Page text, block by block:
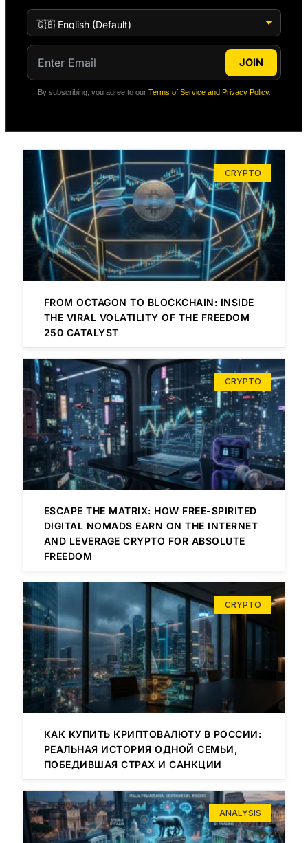
JOIN
By subscribing, you agree to our Terms of Service and Privacy Policy.
CRYPTO
FROM OCTAGON TO BLOCKCHAIN: INSIDE
THE VIRAL VOLATILITY OF THE FREEDOM
250 CATALYST
CRYPTO
ESCAPE THE MATRIX: HOW FREE-SPIRITED
DIGITAL NOMADS EARN ON THE INTERNET
AND LEVERAGE CRYPTO FOR ABSOLUTE
FREEDOM
CRYPTO
КАК КУПИТЬ КРИПТОВАЛЮТУ В РОССИИ:
РЕАЛЬНАЯ ИСТОРИЯ ОДНОЙ СЕМЬИ,
ПОБЕДИВШАЯ СТРАХ И САНКЦИИ
ANALYSIS